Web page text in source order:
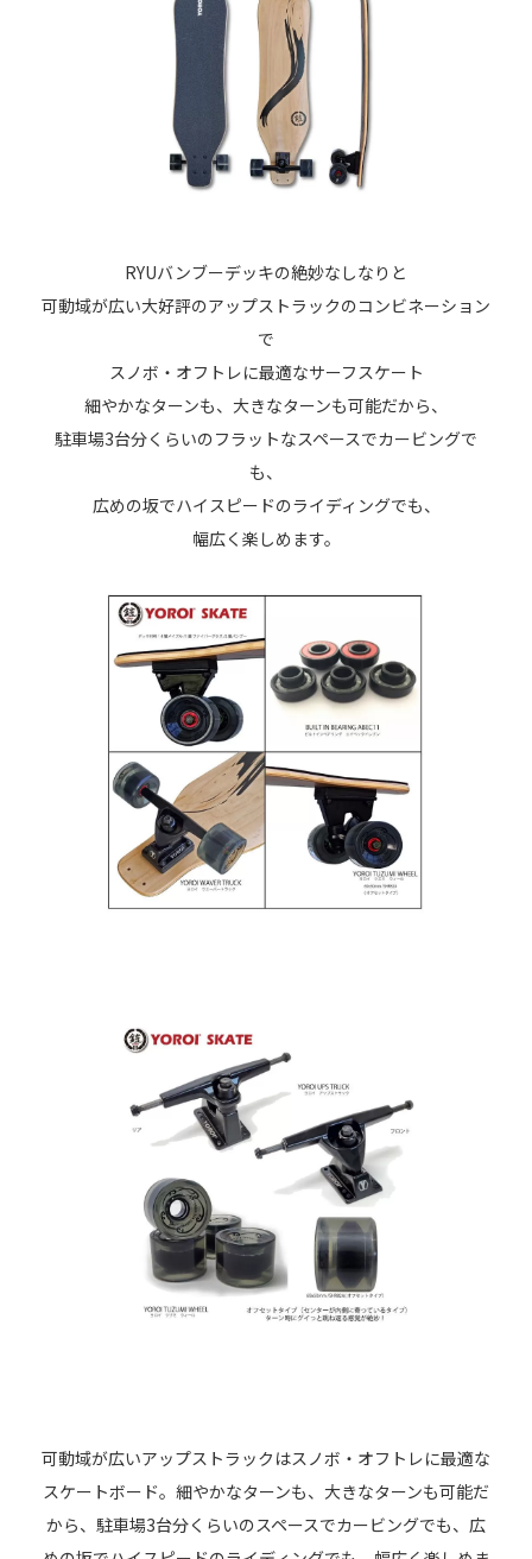
RYUバンブーデッキの絶妙なしなりと
可動域が広い大好評のアップストラックのコンビネーション
で
スノボ・オフトレに最適なサーフスケート
細やかなターンも、大きなターンも可能だから、
駐車場3台分くらいのフラットなスペースでカービングで
も、
広めの坂でハイスピードのライディングでも、
幅広く楽しめます。
可動域が広いアップストラックはスノボ・オフトレに最適な
スケートボード。細やかなターンも、大きなターンも可能だ
から、駐車場3台分くらいのスペースでカービングでも、広